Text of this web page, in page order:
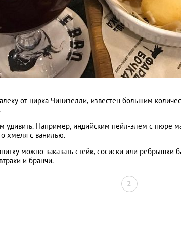
от цирка Чинизелли, известен большим
удивить. Например, индийским пейл-элем с пюре
хмеля с ванилью.
можно заказать стейк, сосиски или ребрышки
и бранчи.
2